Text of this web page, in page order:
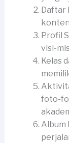
Daftar
Profil
visi-
Kelas
foto-
Album